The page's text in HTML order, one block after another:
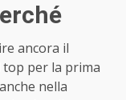
ancora il
top per la prima
nella